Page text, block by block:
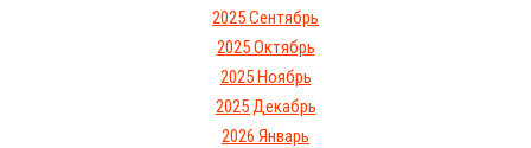
2025 Сентябрь
2025 Октябрь
2025 Ноябрь
2025 Декабрь
2026 Январь